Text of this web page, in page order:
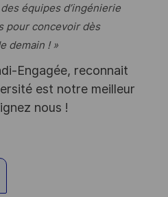
équipes d’ingénierie
pour concevoir dès
demain ! »
Engagée, reconnait
est notre meilleur
nous !